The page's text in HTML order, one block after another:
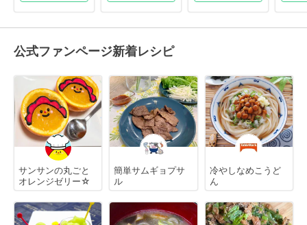
公式ファンページ新着レシピ
サンサンの丸ごと
オレンジゼリー☆
簡単サムギョプサ
ル
冷やしなめこうど
ん